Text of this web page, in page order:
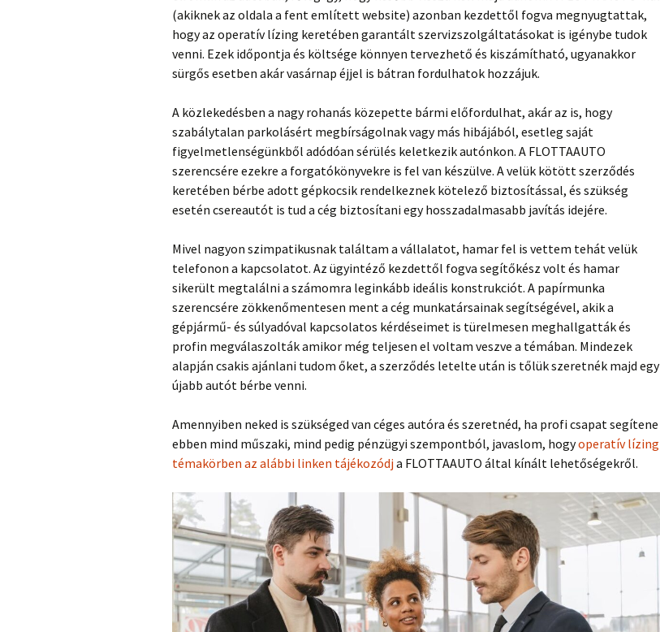
(akiknek az oldala a fent említett website) azonban kezdettől fogva megnyugtattak,
hogy az operatív lízing keretében garantált szervizszolgáltatásokat is igénybe tudok
venni. Ezek időpontja és költsége könnyen tervezhető és kiszámítható, ugyanakkor
sürgős esetben akár vasárnap éjjel is bátran fordulhatok hozzájuk.
A közlekedésben a nagy rohanás közepette bármi előfordulhat, akár az is, hogy
szabálytalan parkolásért megbírságolnak vagy más hibájából, esetleg saját
figyelmetlenségünkből adódóan sérülés keletkezik autónkon. A FLOTTAAUTO
szerencsére ezekre a forgatókönyvekre is fel van készülve. A velük kötött szerződés
keretében bérbe adott gépkocsik rendelkeznek kötelező biztosítással, és szükség
esetén csereautót is tud a cég biztosítani egy hosszadalmasabb javítás idejére.
Mivel nagyon szimpatikusnak találtam a vállalatot, hamar fel is vettem tehát velük
telefonon a kapcsolatot. Az ügyintéző kezdettől fogva segítőkész volt és hamar
sikerült megtalálni a számomra leginkább ideális konstrukciót. A papírmunka
szerencsére zökkenőmentesen ment a cég munkatársainak segítségével, akik a
gépjármű- és súlyadóval kapcsolatos kérdéseimet is türelmesen meghallgatták és
profin megválaszolták amikor még teljesen el voltam veszve a témában. Mindezek
alapján csakis ajánlani tudom őket, a szerződés letelte után is tőlük szeretnék majd egy
újabb autót bérbe venni.
Amennyiben neked is szükséged van céges autóra és szeretnéd, ha profi csapat segítene
ebben mind műszaki, mind pedig pénzügyi szempontból, javaslom, hogyoperatív lízing
témakörben az alábbi linken tájékozódja FLOTTAAUTO által kínált lehetőségekről.